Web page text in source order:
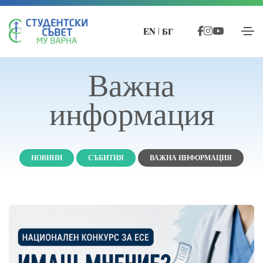
EN | БГ
Важна
информация
НОВИНИ СЪБИТИЯ ВАЖНА ИНФОРМАЦИЯ